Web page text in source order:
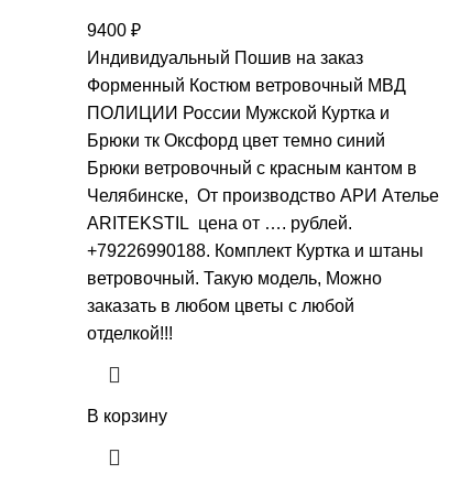
9400 ₽
Индивидуальный Пошив на заказ
Форменный Костюм ветровочный МВД
ПОЛИЦИИ России Мужской Куртка и
Брюки тк Оксфорд цвет темно синий
Брюки ветровочный с красным кантом в
Челябинске, От производство АРИ Ателье
ARITEKSTIL цена от …. рублей.
+79226990188. Комплект Куртка и штаны
ветровочный. Такую модель, Mожно
заказать в любом цветы с любой
отделкой!!!
В корзину